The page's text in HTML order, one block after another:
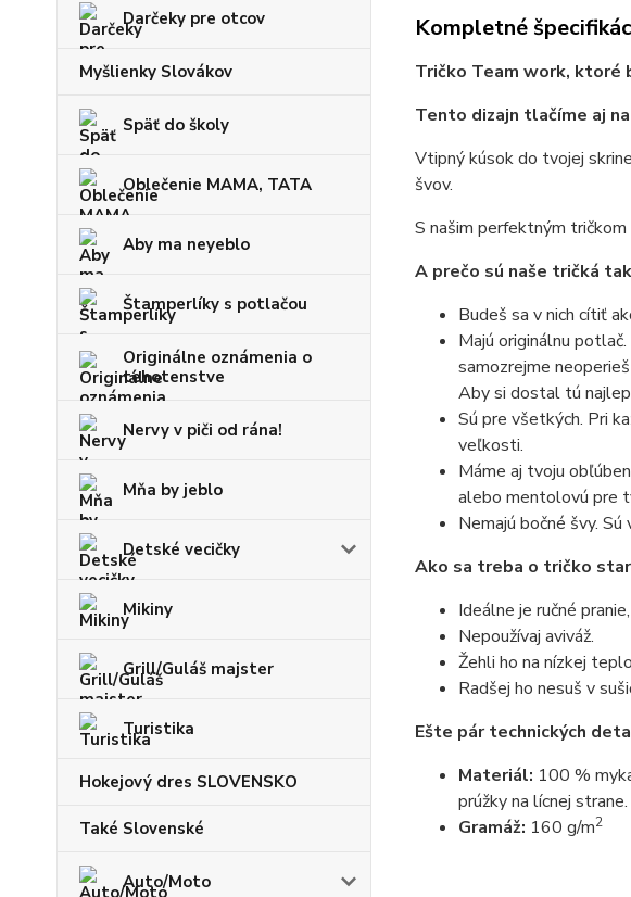
Darčeky pre otcov
Myšlienky Slovákov
Späť do školy
Oblečenie MAMA, TATA
Aby ma neyeblo
Štamperlíky s potlačou
Originálne oznámenia o
tehotenstve
Nervy v piči od rána!
Mňa by jeblo
Detské vecičky
Mikiny
Grill/Guláš majster
Turistika
Hokejový dres SLOVENSKO
Také Slovenské
Auto/Moto
Kompletné
Tričko Team work, ktoré
Tento dizajn tlačíme aj
Vtipný kúsok do tvojej
švov.
S našim perfektným tričkom
A prečo sú naše tričká
Budeš sa v nich cítiť
Majú originálnu
samozrejme
Aby si dostal tú
Sú pre všetkých. Pri
veľkosti.
Máme aj tvoju
alebo mentolovú pre
Nemajú bočné švy.
Ako sa treba o tričko
Ideálne je ručné
Nepoužívaj aviváž.
Žehli ho na nízkej
Radšej ho nesuš v
Ešte pár technických
Materiál: 100 %
prúžky na lícnej
Gramáž: 160 g/m2